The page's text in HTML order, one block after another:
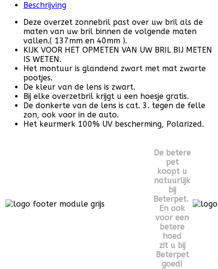
Beschrijving
Deze overzet zonnebril past over uw bril als de
maten van uw bril binnen de volgende maten
vallen.( 137mm en 40mm ).
KIJK VOOR HET OPMETEN VAN UW BRIL BIJ METEN
IS WETEN.
Het montuur is glandend zwart met mat zwarte
pootjes.
De kleur van de lens is zwart.
Bij elke overzetbril krijgt u een hoesje gratis.
De donkerte van de lens is cat. 3. tegen de felle
zon, ook voor in de auto.
Het keurmerk 100% UV bescherming, Polarized.
De betere
pet
koopt u
natuurlijk
bij
Beterpet.
En ook
voor een
betere
hoed
zit u bij
Beterpet
goed!